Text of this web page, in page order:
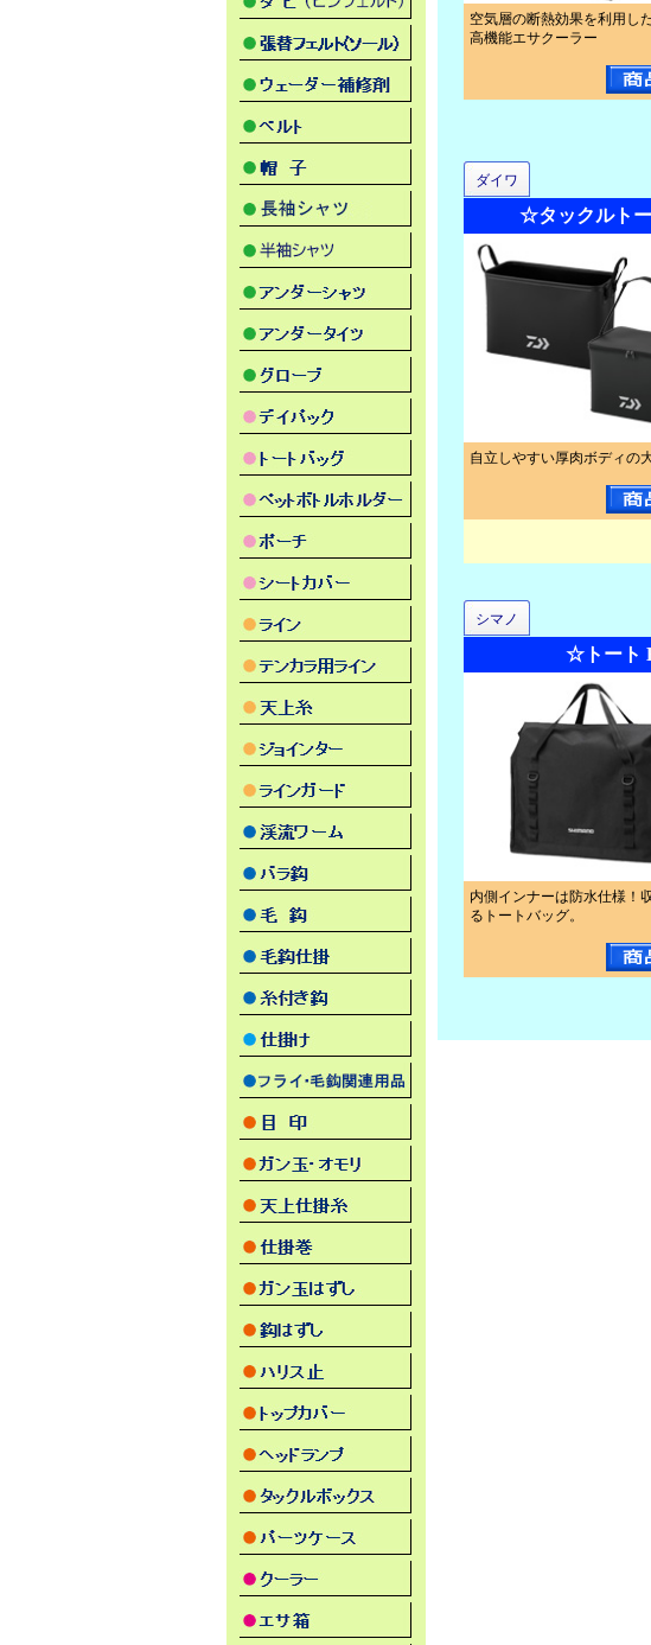
空気層の断熱効果を利用し
高機能エサクーラー
ダイワ
☆タックルトー
自立しやすい厚肉ボディの
シマノ
☆トート
内側インナーは防水仕様！
るトートバッグ。